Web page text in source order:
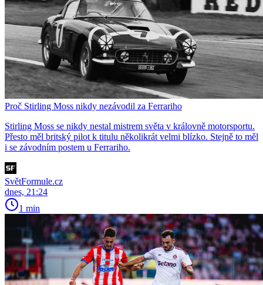
Proč Stirling Moss nikdy nezávodil za Ferrariho
Stirling Moss se nikdy nestal mistrem světa v královně motorsportu.
Přesto měl britský pilot k titulu několikrát velmi blízko. Stejně to měl
i se závodním postem u Ferrariho.
SvětFormule.cz
dnes, 21:24
1 min